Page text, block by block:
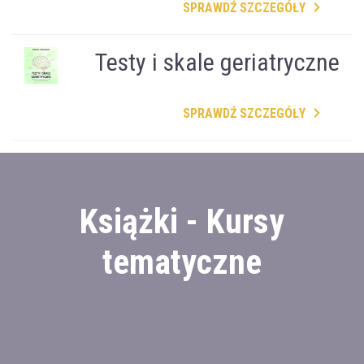
SPRAWDŹ SZCZEGÓŁY
Testy i skale geriatryczne
SPRAWDŹ SZCZEGÓŁY
Książki - Kursy
tematyczne